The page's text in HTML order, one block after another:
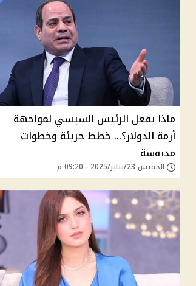
ماذا يفعل الرئيس السيسي لمواجهة
أزمة الدولار؟… خطط جريئة وخطوات
مدروسة
الخميس 23/يناير/2025 - 09:20 م